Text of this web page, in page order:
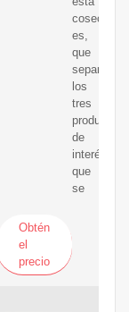
es,
que
separa
los
tres
productos
de
interés
que
se
Obtén
el
precio